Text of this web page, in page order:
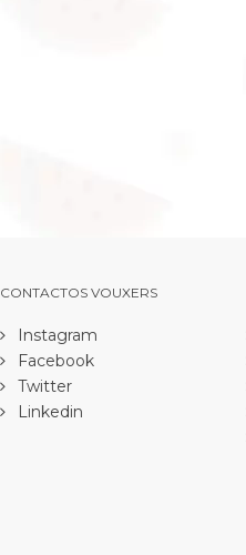
CONTACTOS VOUXERS
Instagram
Facebook
Twitter
Linkedin